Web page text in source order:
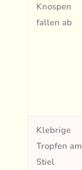
Knospen
fallen ab
Klebrige
Tropfen am
Stiel